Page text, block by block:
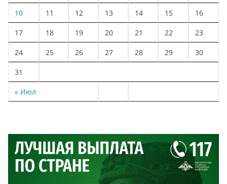
« Июл
10 11 12 13 14 15 16
17 18 19 20 21 22 23
24 25 26 27 28 29 30
31